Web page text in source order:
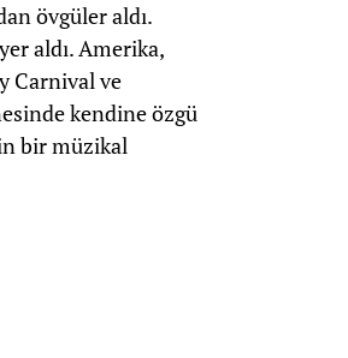
övgüler aldı.
aldı. Amerika,
Carnival ve
kendine özgü
bir müzikal